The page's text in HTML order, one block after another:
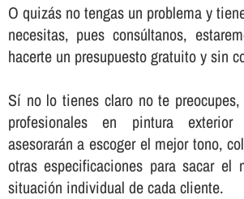
O quizás no tengas un problema y
necesitas, pues consúltanos,
hacerte un presupuesto gratuito y sin
Sí­ no lo tienes claro no te
profesionales en pintura
asesorarán a escoger el mejor tono,
otras especificaciones para sacar el
situación individual de cada cliente.